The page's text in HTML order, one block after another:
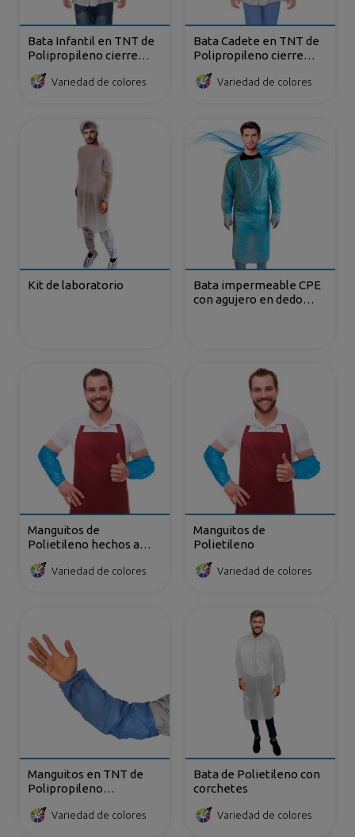
Bata Infantil en TNT de
Polipropileno cierre
Variedad de colores
Bata Cadete en TNT de
Polipropileno cierre
Variedad de colores
Kit de laboratorio
Bata impermeable CPE
con agujero en dedo
Manguitos de
Polietileno hechos a
Variedad de colores
Manguitos de
Polietileno
Variedad de colores
Manguitos en TNT de
Polipropileno
Variedad de colores
Bata de Polietileno con
corchetes
Variedad de colores